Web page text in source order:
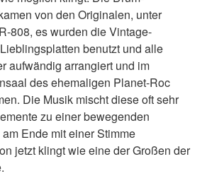
von den Originalen, unter
808, es wurden die Vintage-
benutzt und alle
aufwändig arrangiert und im
des ehemaligen Planet-Roc
Die Musik mischt diese oft sehr
zu einer bewegenden
Ende mit einer Stimme
jetzt klingt wie eine der Großen der